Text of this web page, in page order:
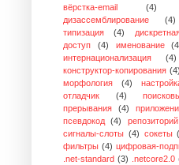
вёрстка-email
(4)
дизассемблирование
(4)
типизация
(4)
доступ
(4) именование
интернационализация
(4)
конструктор-копирования (4)
морфология
(4)
отладчик
(4)
прерывания
(4)
псевдокод
(4) репозиторий
сигналы-слоты (4) сокеты
фильтры (4) цифровая-
.net-standard (3) .netcore2.0